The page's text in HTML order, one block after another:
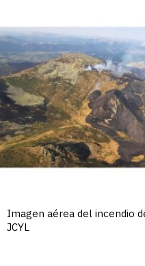
Imagen aérea del incendio
JCYL